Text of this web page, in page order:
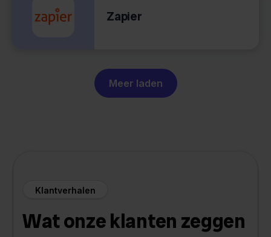
Zapier
Meer laden
Klantverhalen
Wat onze klanten zeggen